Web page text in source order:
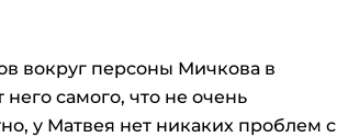
вокруг персоны Мичкова в
самого, что не очень
у Матвея нет никаких проблем с